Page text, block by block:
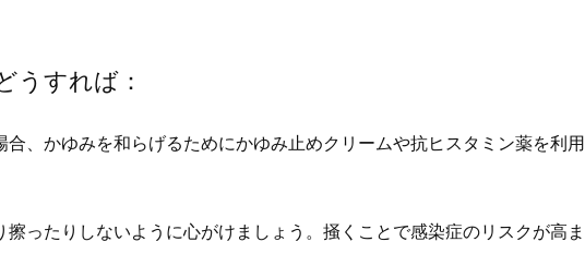
うすれば ：
合、かゆみを和らげるためにかゆみ止めクリームや抗ヒスタミン薬を利用
擦ったりしないように心がけましょう。掻くことで感染症のリスクが高ま